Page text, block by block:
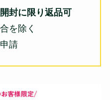
封に限り返品可
を除く
請